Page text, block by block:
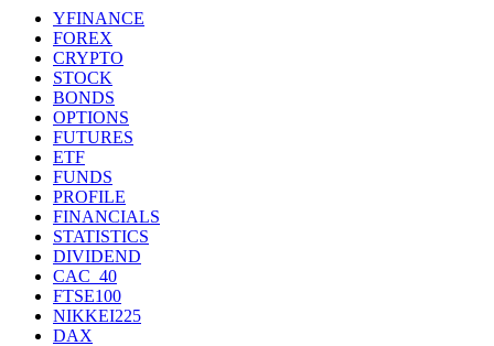
YFINANCE
FOREX
CRYPTO
STOCK
BONDS
OPTIONS
FUTURES
ETF
FUNDS
PROFILE
FINANCIALS
STATISTICS
DIVIDEND
CAC_40
FTSE100
NIKKEI225
DAX